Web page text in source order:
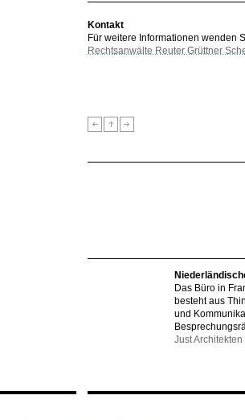
Kontakt
Für weitere Informationen wenden
Rechtsanwälte Reuter Grüttner
Das Büro in
besteht aus
und
Just Architekten